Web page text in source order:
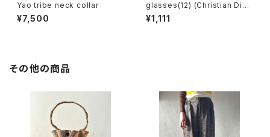
Yao tribe neck collar
¥7,500
glasses(12) (Christian Dior
/ made in austria)
¥1,111
その他の商品